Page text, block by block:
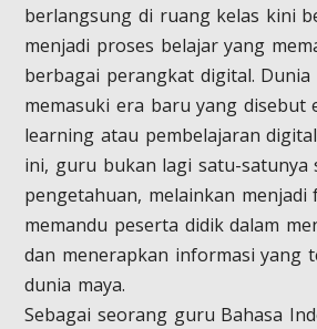
berlangsung di ruang kelas kini
menjadi proses belajar yang
berbagai perangkat digital. Dunia
memasuki era baru yang disebut
learning atau pembelajaran
ini, guru bukan lagi satu-satunya
pengetahuan, melainkan
memandu peserta didik dalam
dan menerapkan informasi yang
dunia maya.
Sebagai seorang guru Bahasa